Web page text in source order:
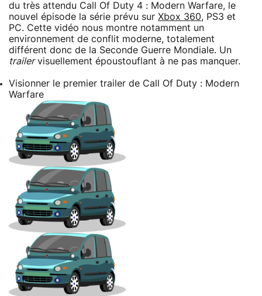
du très attendu Call Of Duty 4 : Modern Warfare, le
nouvel épisode la série prévu sur Xbox 360, PS3 et
PC. Cette vidéo nous montre notamment un
environnement de conflit moderne, totalement
différent donc de la Seconde Guerre Mondiale. Un
trailervisuellement époustouflant à ne pas manquer.
Visionner le premier trailer de Call Of Duty : Modern
Warfare